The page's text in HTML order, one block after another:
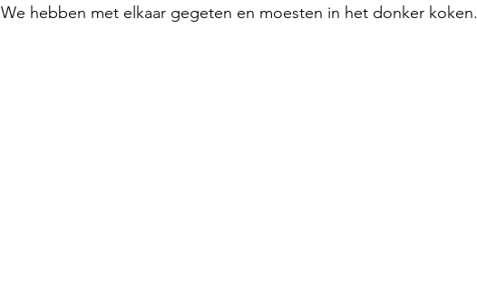
We hebben met elkaar gegeten en moesten in het donker koken.